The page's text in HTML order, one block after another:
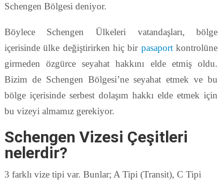
Schengen Bölgesi deniyor.
Böylece Schengen Ülkeleri vatandaşları, bölge
içerisinde ülke değiştirirken hiç bir pasaportkontrolüne
girmeden özgürce seyahat hakkını elde etmiş oldu.
Bizim de Schengen Bölgesi’ne seyahat etmek ve bu
bölge içerisinde serbest dolaşım hakkı elde etmek için
bu vizeyi almamız gerekiyor.
Schengen Vizesi Çeşitleri
nelerdir?
3 farklı vize tipi var. Bunlar; A Tipi (Transit), C Tipi